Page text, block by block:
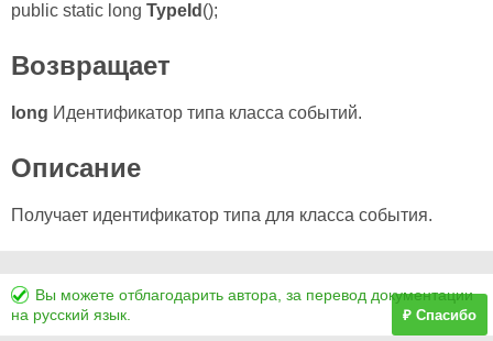
public static long TypeId ();
Возвращает
long Идентификатор типа класса событий.
Описание
Получает идентификатор типа для класса события.
Вы можете отблагодарить автора, за перевод документации
на русский язык.
₽ Спасибо